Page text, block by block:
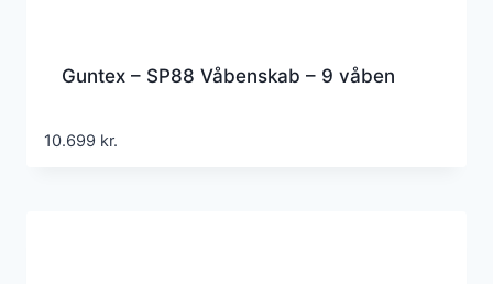
Guntex – SP88 Våbenskab – 9 våben
10.699 kr.